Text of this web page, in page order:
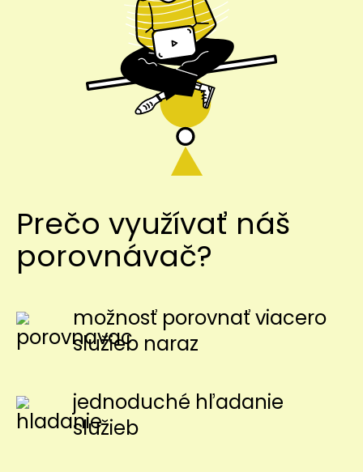
Prečo využívať náš
porovnávač?
možnosť porovnať viacero
služieb naraz
jednoduché hľadanie
služieb